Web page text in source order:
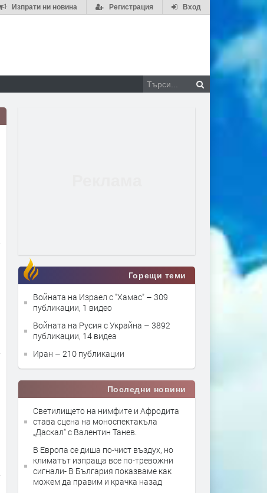
Вход
Регистрация
Изпрати ни новина
Горещи теми
Войната на Израел с "Хамас" – 309
публикации, 1 видео
Войната на Русия с Украйна – 3892
публикации, 14 видеа
Иран – 210 публикации
Последни новини
Светилището на нимфите и Афродита
става сцена на моноспектакъла
„Даскал“ с Валентин Танев.
В Европа се диша по-чист въздух, но
климатът изпраща все по-тревожни
сигнали- В България показваме как
можем да правим и крачка назад